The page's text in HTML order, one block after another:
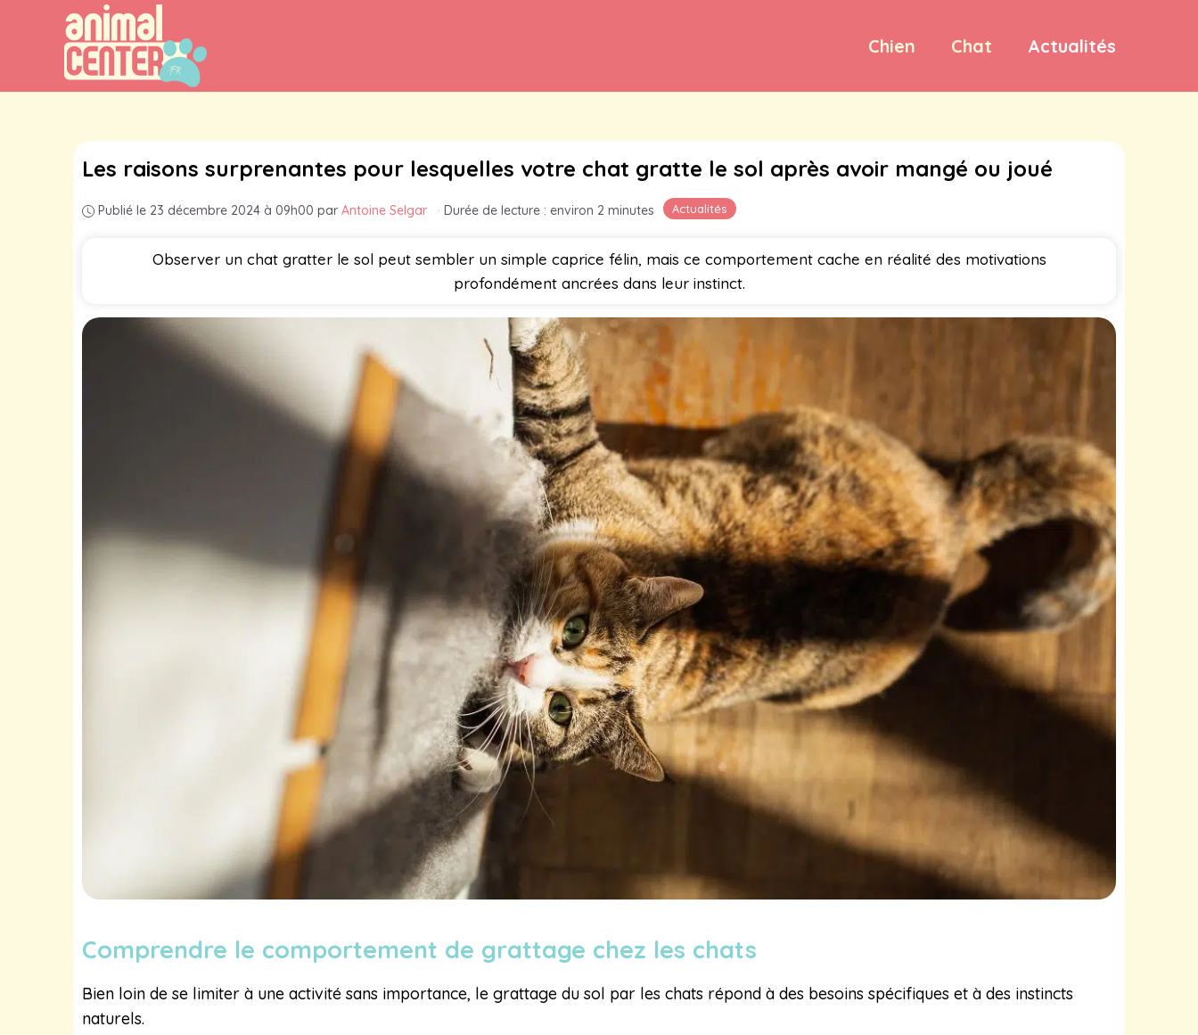
Chien Chat Actualités
Actualités
Les raisons surprenantes pour lesquelles votre chat gratte le sol après avoir mangé ou joué
Publié le 23 décembre 2024 à 09h00 par Antoine Selgar · Durée de lecture : environ 2 minutes
Observer un chat gratter le sol peut sembler un simple caprice félin, mais ce comportement cache en réalité des motivations
profondément ancrées dans leur instinct.
Comprendre le comportement de grattage chez les chats
Bien loin de se limiter à une activité sans importance, le grattage du sol par les chats répond à des besoins spécifiques et à des instincts
naturels.